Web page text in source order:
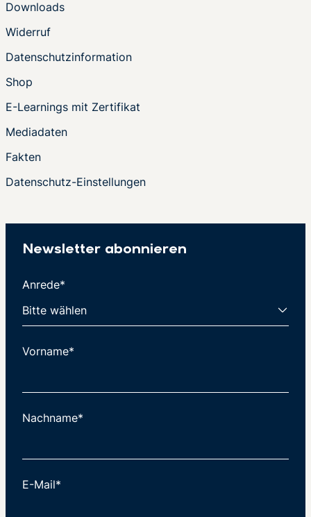
Downloads
Widerruf
Datenschutzinformation
Shop
E-Learnings mit Zertifikat
Mediadaten
Fakten
Datenschutz-Einstellungen
Newsletter abonnieren
Anrede*
Vorname*
Nachname*
E-Mail*